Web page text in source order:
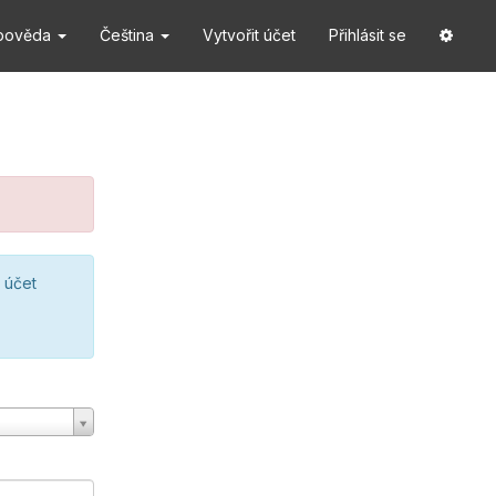
Čeština Vytvořit účet Přihlásit se
účet